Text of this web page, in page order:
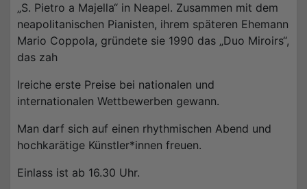
„S. Pietro a Majella“ in Neapel. Zusammen mit dem
neapolitanischen Pianisten, ihrem späteren Ehemann
Mario Coppola, gründete sie 1990 das „Duo Miroirs“,
das zah
lreiche erste Preise bei nationalen und
internationalen Wettbewerben gewann.
Man darf sich auf einen rhythmischen Abend und
hochkarätige Künstler*innen freuen.
Einlass ist ab 16.30 Uhr.